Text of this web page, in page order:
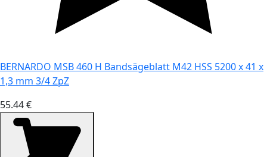
BERNARDO MSB 460 H Bandsägeblatt M42 HSS 5200 x 41 x
1,3 mm 3/4 ZpZ
55.44 €